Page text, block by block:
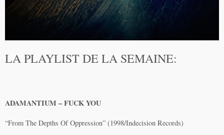
LA PLAYLIST DE LA SEMAINE:
ADAMANTIUM – FUCK YOU
“From The Depths Of Oppression” (1998/Indecision Records)